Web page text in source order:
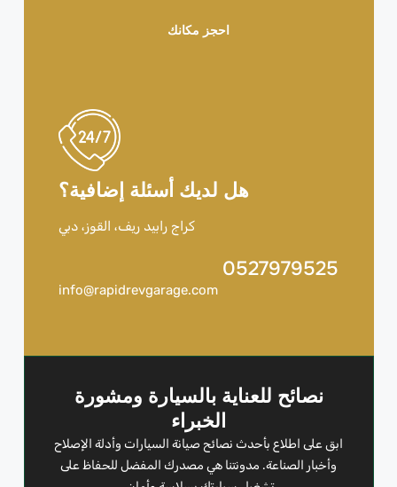
احجز مكانك
هل لديك أسئلة إضافية؟
كراج رابيد ريف، القوز، دبي
0527979525
info@rapidrevgarage.com
نصائح للعناية بالسيارة ومشورة
الخبراء
ابق على اطلاع بأحدث نصائح صيانة السيارات وأدلة الإصلاح
وأخبار الصناعة. مدونتنا هي مصدرك المفضل للحفاظ على